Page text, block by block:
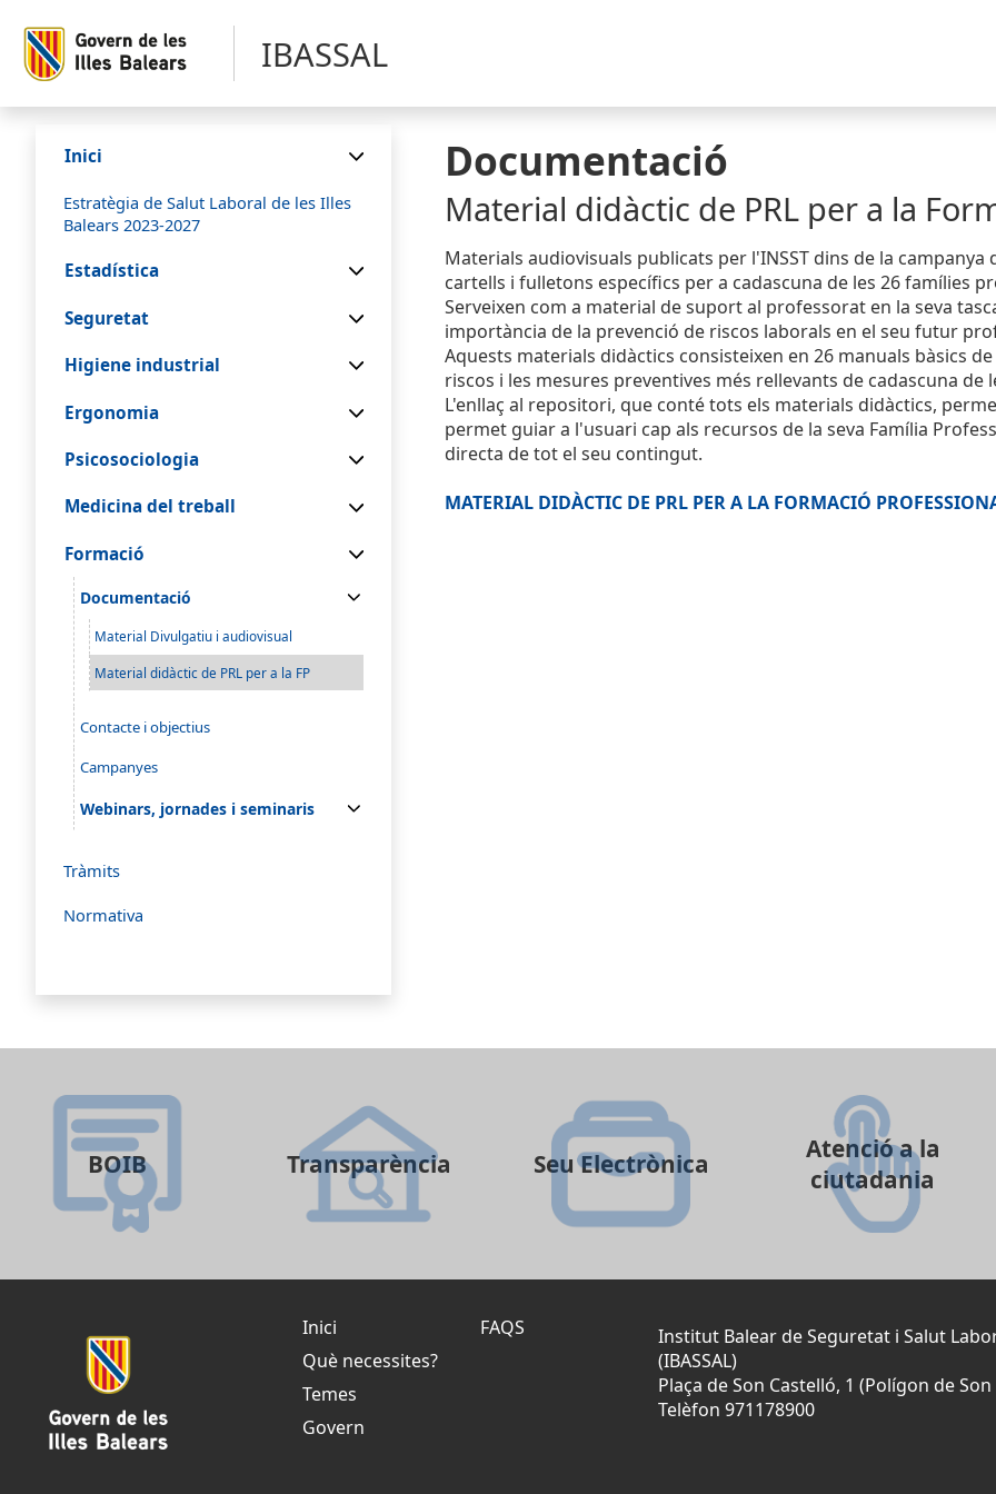
IBASSAL
Inici
Estratègia de Salut Laboral de les Illes
Balears 2023-2027
Estadística
Seguretat
Higiene industrial
Ergonomia
Psicosociologia
Medicina del treball
Formació
Documentació
Material Divulgatiu i audiovisual
Material didàctic de PRL per a la FP
Contacte i objectius
Campanyes
Webinars, jornades i seminaris
Tràmits
Normativa
Documentació
Material didàctic de PRL per a la
Materials audiovisuals publicats per l'INSST dins de la
cartells i fulletons específics per a cadascuna de les 26 famílies
Serveixen com a material de suport al professorat en la seva
importància de la prevenció de riscos laborals en el seu futur
Aquests materials didàctics consisteixen en 26 manuals bàsics
riscos i les mesures preventives més rellevants de cadascuna de
L'enllaç al repositori, que conté tots els materials didàctics,
permet guiar a l'usuari cap als recursos de la seva Família
directa de tot el seu contingut.
MATERIAL DIDÀCTIC DE PRL PER A LA FORMACIÓ
BOIB Transparència Seu Electrònica
Atenció a la
ciutadania
Inici
Què necessites?
Temes
Govern
FAQS
Institut Balear de Seguretat i Salut
(IBASSAL)
Plaça de Son Castelló, 1 (Polígon de
Telèfon 971178900